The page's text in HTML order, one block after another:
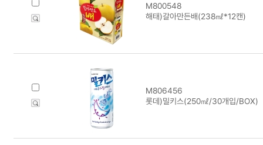
M800548
해태)갈아만든배(238㎖*12캔)
M806456
롯데)밀키스(250㎖/30개입/BOX)